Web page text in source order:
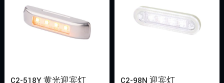
C2-518Y 黄光迎宾灯 C2-98N 迎宾灯